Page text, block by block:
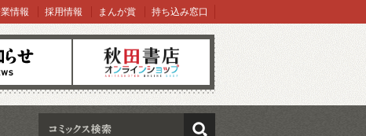
オンラインショップ
情報 採用情報 まんが賞 持ち込み窓口